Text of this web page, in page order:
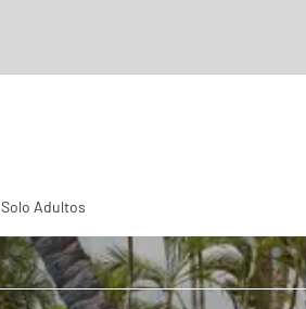
Solo Adultos